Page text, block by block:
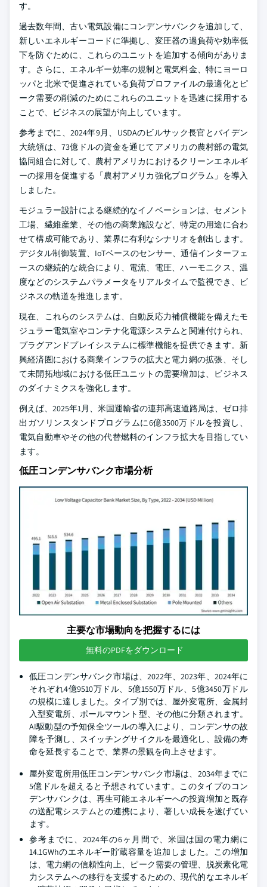
す。
過去数年間、古い電気設備にコンデンサバンクを追加して、
新しいエネルギーコードに準拠し、変圧器の過負荷や効率低
下を防ぐために、これらのユニットを追加する傾向がありま
す。さらに、エネルギー効率の規制と電気料金、特にヨーロ
ッパと北米で促進されている負荷プロファイルの最適化とピ
ーク需要の削減のためにこれらのユニットを迅速に採用する
ことで、ビジネスの展望が向上しています。
参考までに、2024年9月、USDAのビルサック長官とバイデン
大統領は、73億ドルの資金を通じてアメリカの農村部の電気
協同組合に対して、農村アメリカにおけるクリーンエネルギ
ーの採用を促進する「農村アメリカ強化プログラム」を導入
しました。
モジュラー設計による継続的なイノベーションは、セメント
工場、繊維産業、その他の商業施設など、特定の用途に合わ
せて構成可能であり、業界に有利なシナリオを創出します。
デジタル制御装置、IoTベースのセンサー、通信インターフェ
ースの継続的な統合により、電流、電圧、ハーモニクス、温
度などのシステムパラメータをリアルタイムで監視でき、ビ
ジネスの軌道を推進します。
現在、これらのシステムは、自動反応力補償機能を備えたモ
ジュラー電気室やコンテナ化電源システムと関連付けられ、
プラグアンドプレイシステムに標準機能を提供できます。新
興経済圏における商業インフラの拡大と電力網の拡張、そし
て未開拓地域における低圧ユニットの需要増加は、ビジネス
のダイナミクスを強化します。
例えば、2025年1月、米国運輸省の連邦高速道路局は、ゼロ排
出ガソリンスタンドプログラムに6億3500万ドルを投資し、
電気自動車やその他の代替燃料のインフラ拡大を目指してい
ます。
低圧コンデンサバンク市場分析
主要な市場動向を把握するには
無料のPDFをダウンロード
低圧コンデンサバンク市場は、2022年、2023年、2024年に
それぞれ4億9510万ドル、5億1550万ドル、5億3450万ドル
の規模に達しました。タイプ別では、屋外変電所、金属封
入型変電所、ポールマウント型、その他に分類されます。
AI駆動型の予知保全ツールの導入により、コンデンサの故
障を予測し、スイッチングサイクルを最適化し、設備の寿
命を延長することで、業界の景観を向上させます。
屋外変電所用低圧コンデンサバンク市場は、2034年までに
5億ドルを超えると予想されています。このタイプのコン
デンサバンクは、再生可能エネルギーへの投資増加と既存
の送配電システムとの連携により、著しい成長を遂げてい
ます。
参考までに、2024年の6ヶ月間で、米国は国の電力網に
14.1GWhのエネルギー貯蔵容量を追加しました。この増加
は、電力網の信頼性向上、ピーク需要の管理、脱炭素化電
力システムへの移行を支援するための、現代的なエネルギ